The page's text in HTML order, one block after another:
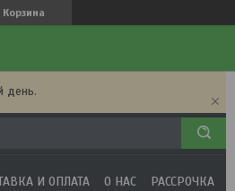
Корзина
день.
И ОПЛАТА О НАС РАССРОЧКА